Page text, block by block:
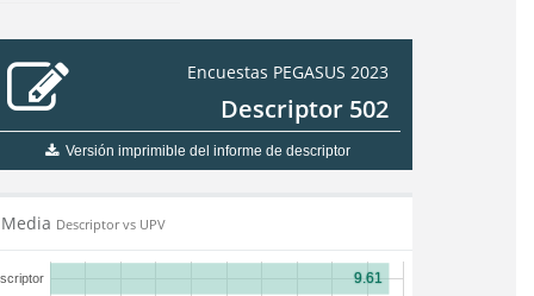
Encuestas PEGASUS 2023
Descriptor 502
Versión imprimible del informe de descriptor
Media Descriptor vs UPV